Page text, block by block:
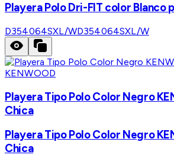
Playera Polo Dri-FIT color Blanco
D354064SXL/WD354064SXL/W
KENWOOD
Playera Tipo Polo Color Negro
Chica
Playera Tipo Polo Color Negro
Chica